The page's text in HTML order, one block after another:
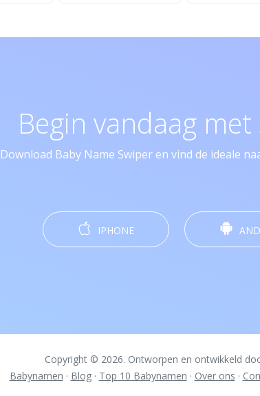
Begin vandaag
Download Baby Name Swiper en vind de ideale
IPHONE
Copyright © 2026. Ontworpen en ontwikkeld
Babynamen · Blog· Top 10 Babynamen · Over ons ·